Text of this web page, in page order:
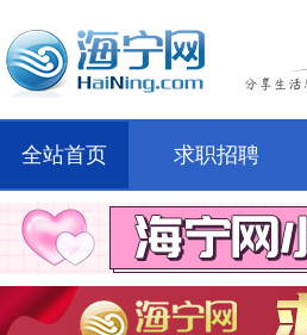
全站首页 求职招聘